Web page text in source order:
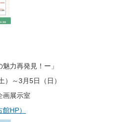
力再発見！ー」
）～3月5日（日）
展示室
HP）